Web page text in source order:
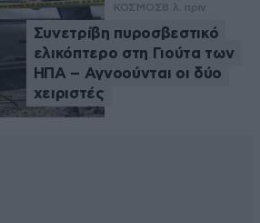
ΚΟΣΜΟΣ8 λ. πριν
Συνετρίβη πυροσβεστικό
ελικόπτερο στη Γιούτα των
ΗΠΑ – Αγνοούνται οι δύο
χειριστές